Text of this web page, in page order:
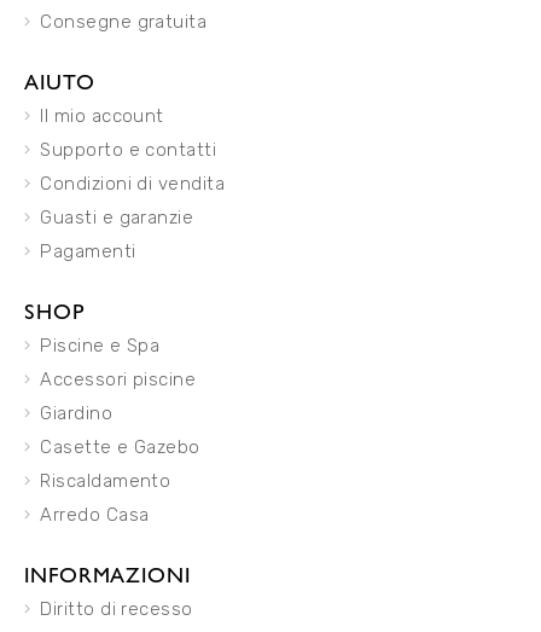
Consegne gratuita
AIUTO
Il mio account
Supporto e contatti
Condizioni di vendita
Guasti e garanzie
Pagamenti
SHOP
Piscine e Spa
Accessori piscine
Giardino
Casette e Gazebo
Riscaldamento
Arredo Casa
INFORMAZIONI
Diritto di recesso